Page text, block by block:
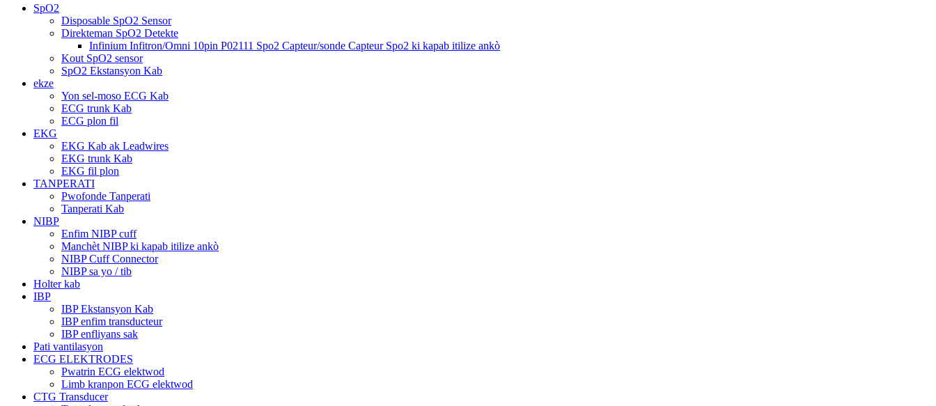
SpO2
Disposable SpO2 Sensor
Direkteman SpO2 Detekte
Infinium Infitron/Omni 10pin P02111 Spo2 Capteur/sonde Capteur Spo2 ki kapab itilize ankò
Kout SpO2 sensor
SpO2 Ekstansyon Kab
ekze
Yon sel-moso ECG Kab
ECG trunk Kab
ECG plon fil
EKG
EKG Kab ak Leadwires
EKG trunk Kab
EKG fil plon
TANPERATI
Pwofonde Tanperati
Tanperati Kab
NIBP
Enfim NIBP cuff
Manchèt NIBP ki kapab itilize ankò
NIBP Cuff Connector
NIBP sa yo / tib
Holter kab
IBP
IBP Ekstansyon Kab
IBP enfim transducteur
IBP enfliyans sak
Pati vantilasyon
ECG ELEKTRODES
Pwatrin ECG elektwod
Limb kranpon ECG elektwod
CTG Transducer